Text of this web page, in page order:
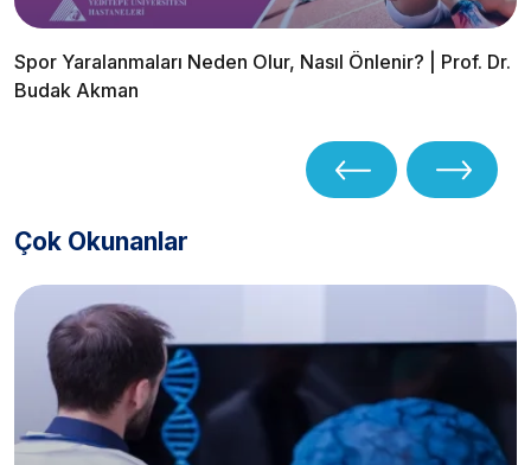
Spor Yaralanmaları Neden Olur, Nasıl Önlenir? | Prof. Dr.
Budak Akman
Çok Okunanlar